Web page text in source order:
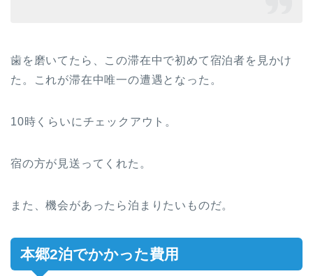
歯を磨いてたら、この滞在中で初めて宿泊者を見かけ
た。これが滞在中唯一の遭遇となった。
10時くらいにチェックアウト。
宿の方が見送ってくれた。
また、機会があったら泊まりたいものだ。
本郷2泊でかかった費用